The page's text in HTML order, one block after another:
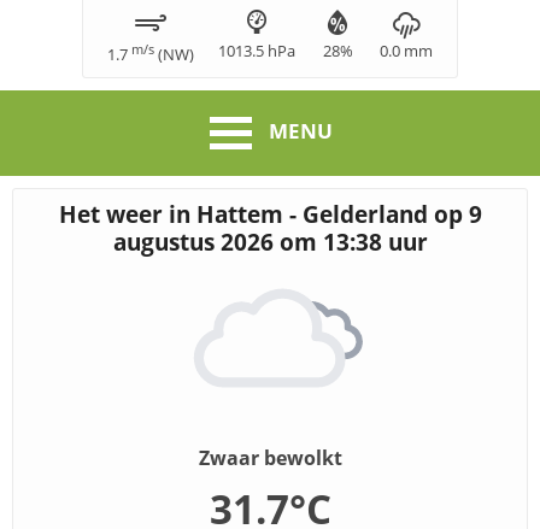
1.7 m/s (NW) 1013.5 hPa 28% 0.0 mm
MENU
Het weer in Hattem - Gelderland op 9
augustus 2026 om 13:38uur
Zwaar bewolkt
31.7°C